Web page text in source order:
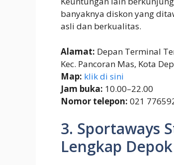
banyaknya diskon yang
asli dan berkualitas.
Alamat: Depan Terminal
Kec. Pancoran Mas, Kota
Map: klik di sini
Jam buka: 10.00–22.00
Nomor telepon: 021
3. Sportaways
Lengkap Depok